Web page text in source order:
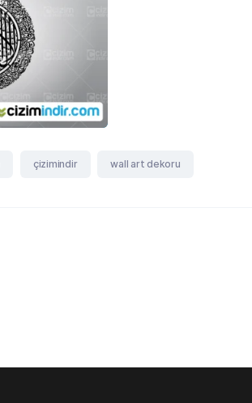
çizimindir wall art dekoru